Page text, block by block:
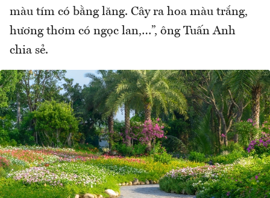
màu tím có bằng lăng. Cây ra hoa màu trắng,
hương thơm có ngọc lan,…”, ông Tuấn Anh
chia sẻ.